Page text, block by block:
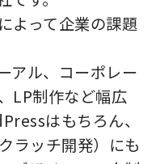
よって企業の課題
アル、コーポレー
LP制作など幅広
はもちろん、
ラッチ開発）にも